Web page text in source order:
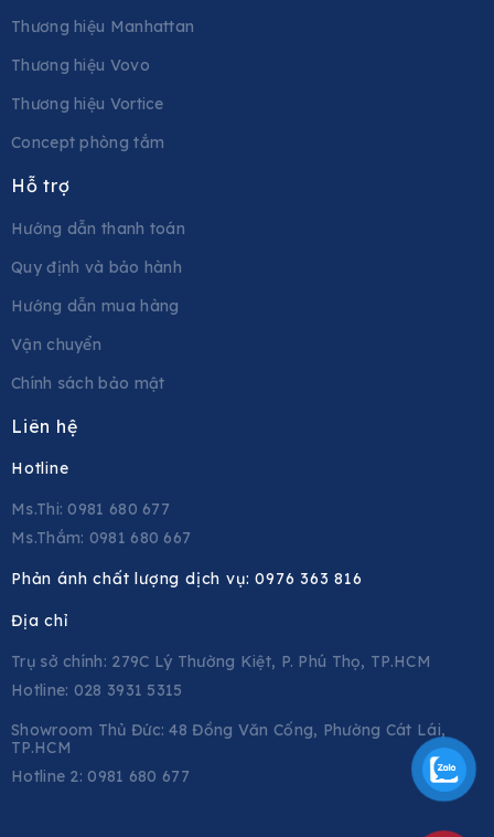
Thương hiệu Manhattan
Thương hiệu Vovo
Thương hiệu Vortice
Concept phòng tắm
Hỗ trợ
Hướng dẫn thanh toán
Quy định và bảo hành
Hướng dẫn mua hàng
Vận chuyển
Chính sách bảo mật
Liên hệ
Hotline
Ms.Thi: 0981 680 677
Ms.Thắm: 0981 680 667
Phản ánh chất lượng dịch vụ:0976 363 816
Địa chỉ
Trụ sở chính: 279C Lý Thường Kiệt, P. Phú Thọ, TP.HCM
Hotline: 028 3931 5315
Showroom Thủ Đức: 48 Đồng Văn Cống, Phường Cát Lái,
TP.HCM
Hotline 2:0981 680 677